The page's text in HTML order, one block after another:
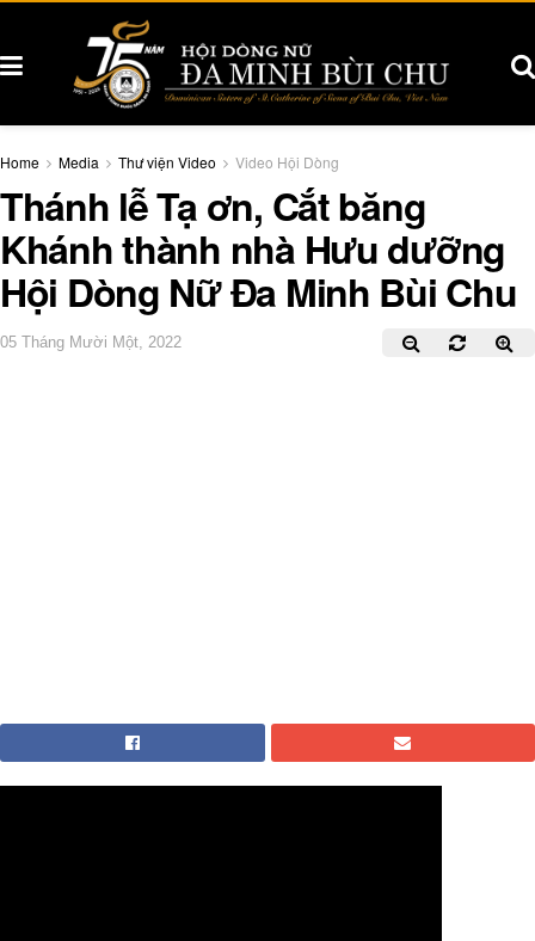
Home Media Thư viện Video Video Hội Dòng
Thánh lễ Tạ ơn, Cắt băng
Khánh thành nhà Hưu dưỡng
Hội Dòng Nữ Đa Minh Bùi Chu
05 Tháng Mười Một, 2022